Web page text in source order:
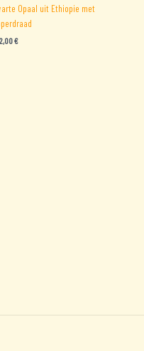
Opaal uit Ethiopie met
€